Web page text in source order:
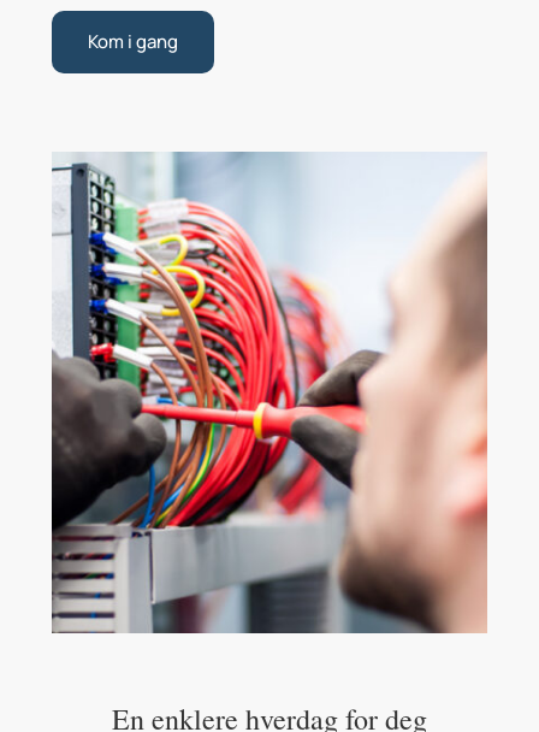
Kom i gang
En enklere hverdag for deg